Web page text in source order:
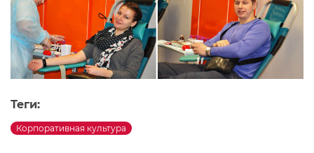
Теги:
Корпоративная культура